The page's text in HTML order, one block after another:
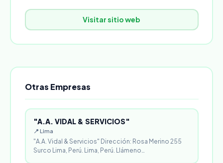
Visitar sitio web
Otras Empresas
"A.A. VIDAL & SERVICIOS"
📍 Lima
"A.A. Vidal & Servicios" Dirección: Rosa Merino 255
Surco Lima, Perú. Lima, Perú. Llámeno…